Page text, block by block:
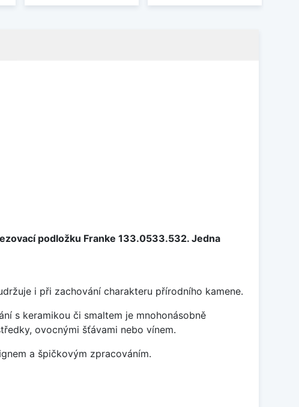
podložku Franke 133.0533.532. Jedna
i při zachování charakteru přírodního kamene.
s keramikou či smaltem je mnohonásobně
ovocnými šťávami nebo vínem.
a špičkovým zpracováním.